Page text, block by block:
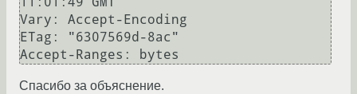
Vary: Accept-Encoding
ETag: "6307569d-8ac"
Спасибо за объяснение.